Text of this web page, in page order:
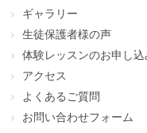
ギャラリー
生徒保護者様の声
体験レッスンのお申し込
アクセス
よくあるご質問
お問い合わせフォーム